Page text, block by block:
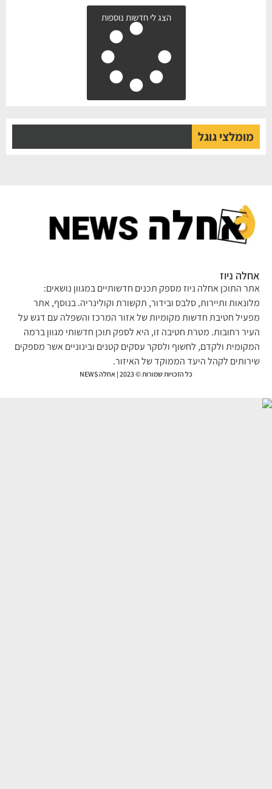
הצג לי חדשות נוספות
מומלצי גוגל
ניוז
התוכן אחלה ניוז מספק תכנים חדשותיים במגוון נושאים:
ותיירות, סלבס ובידור, תקשורת וקולינריה. בנוסף, אתר
חטיבת חדשות מקומיות של אזור המרכז והשפלה עם דגש על
רחובות. מטרת חטיבה זו, היא לספק תוכן חדשותי מגוון ברמה
ולקדם, לחשוף ולסקר עסקים קטנים ובינוניים אשר מספקים
לקהל היעד הממוקד של האיזור.
כל הזכויות שמורות © 2023 | אחלה NEWS